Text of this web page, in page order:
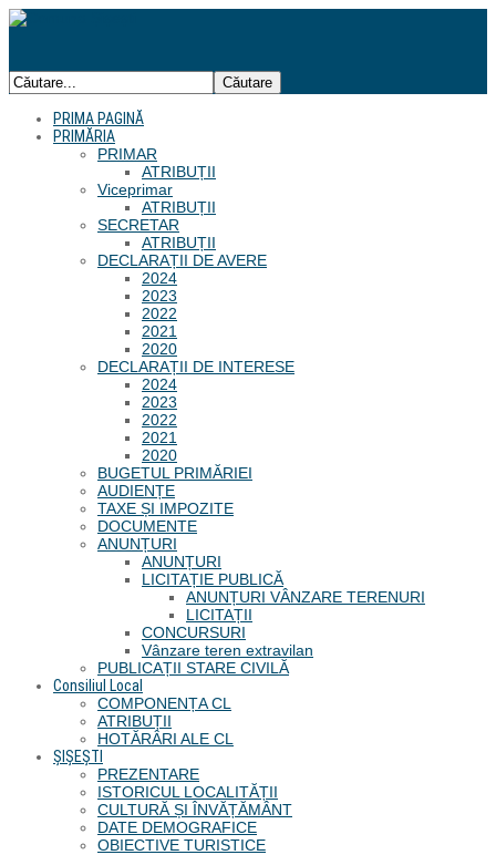
PRIMA PAGINĂ
PRIMĂRIA
PRIMAR
ATRIBUȚII
Viceprimar
ATRIBUȚII
SECRETAR
ATRIBUȚII
DECLARAȚII DE AVERE
2024
2023
2022
2021
2020
DECLARAȚII DE INTERESE
2024
2023
2022
2021
2020
BUGETUL PRIMĂRIEI
AUDIENȚE
TAXE ȘI IMPOZITE
DOCUMENTE
ANUNȚURI
ANUNȚURI
LICITAȚIE PUBLICĂ
ANUNȚURI VÂNZARE TERENURI
LICITAȚII
CONCURSURI
Vânzare teren extravilan
PUBLICAȚII STARE CIVILĂ
Consiliul Local
COMPONENȚA CL
ATRIBUȚII
HOTĂRÂRI ALE CL
ȘIȘEȘTI
PREZENTARE
ISTORICUL LOCALITĂȚII
CULTURĂ ȘI ÎNVĂȚĂMÂNT
DATE DEMOGRAFICE
OBIECTIVE TURISTICE